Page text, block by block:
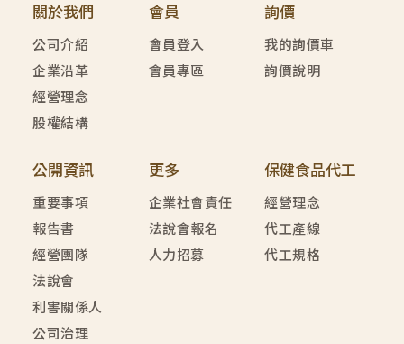
關於我們
公司介紹
企業沿革
經營理念
股權結構
會員
會員登入
會員專區
詢價
我的詢價車
詢價說明
公開資訊
重要事項
報告書
經營團隊
法說會
利害關係人
公司治理
更多
企業社會責任
法說會報名
人力招募
保健食品代工
經營理念
代工產線
代工規格